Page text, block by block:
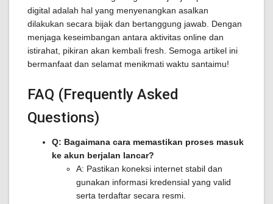
digital adalah hal yang menyenangkan asalkan
dilakukan secara bijak dan bertanggung jawab. Dengan
menjaga keseimbangan antara aktivitas online dan
istirahat, pikiran akan kembali fresh. Semoga artikel ini
bermanfaat dan selamat menikmati waktu santaimu!
FAQ (Frequently Asked
Questions)
Q: Bagaimana cara memastikan proses masuk
ke akun berjalan lancar?
A: Pastikan koneksi internet stabil dan
gunakan informasi kredensial yang valid
serta terdaftar secara resmi.